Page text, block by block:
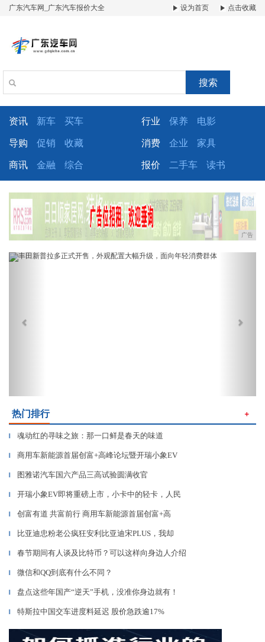
广东汽车网_广东汽车报价大全 设为首页 点击收藏
搜索
资讯 新车 买车 行业 保养 电影
导购 促销 收藏 消费 企业 家具
商讯 金融 综合 报价 二手车 读书
广告
Previous
热门排行 ＋
▎ 魂动红的寻味之旅：那一口鲜是春天的味道
▎ 商用车新能源首届创富+高峰论坛暨开瑞小象EV
▎ 图雅诺汽车国六产品三高试验圆满收官
▎ 开瑞小象EV即将重磅上市，小卡中的轻卡，人民
▎ 创富有道 共富前行 商用车新能源首届创富+高
▎ 比亚迪忠粉老公疯狂安利比亚迪宋PLUS，我却
▎ 春节期间有人谈及比特币？可以这样向身边人介绍
▎ 微信和QQ到底有什么不同？
▎ 盘点这些年国产“逆天”手机，没准你身边就有！
▎ 特斯拉中国交车进度料延迟 股价急跌逾17%